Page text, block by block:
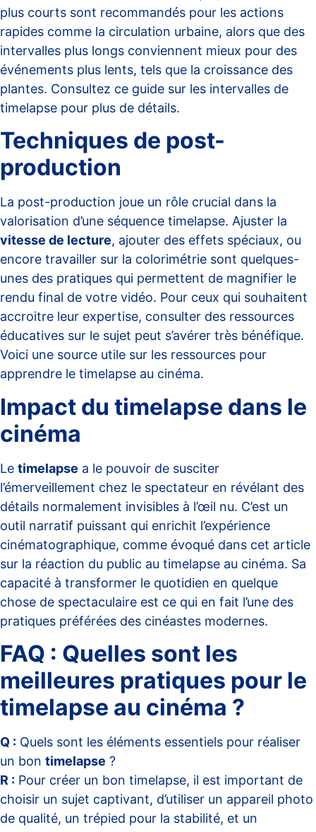
plus courts sont recommandés pour les actions
rapides comme la circulation urbaine, alors que des
intervalles plus longs conviennent mieux pour des
événements plus lents, tels que la croissance des
plantes. Consultez ce guide sur les intervalles de
timelapse pour plus de détails.
Techniques de post-
production
La post-production joue un rôle crucial dans la
valorisation d’une séquence timelapse. Ajuster la
vitesse de lecture, ajouter des effets spéciaux, ou
encore travailler sur la colorimétrie sont quelques-
unes des pratiques qui permettent de magnifier le
rendu final de votre vidéo. Pour ceux qui souhaitent
accroitre leur expertise, consulter des ressources
éducatives sur le sujet peut s’avérer très bénéfique.
Voici une source utile sur les ressources pour
apprendre le timelapse au cinéma.
Impact du timelapse dans le
cinéma
Le timelapse a le pouvoir de susciter
l’émerveillement chez le spectateur en révélant des
détails normalement invisibles à l’œil nu. C’est un
outil narratif puissant qui enrichit l’expérience
cinématographique, comme évoqué dans cet article
sur la réaction du public au timelapse au cinéma. Sa
capacité à transformer le quotidien en quelque
chose de spectaculaire est ce qui en fait l’une des
pratiques préférées des cinéastes modernes.
FAQ : Quelles sont les
meilleures pratiques pour le
timelapse au cinéma ?
Q : Quels sont les éléments essentiels pour réaliser
un bon timelapse ?
R : Pour créer un bon timelapse, il est important de
choisir un sujet captivant, d’utiliser un appareil photo
de qualité, un trépied pour la stabilité, et un